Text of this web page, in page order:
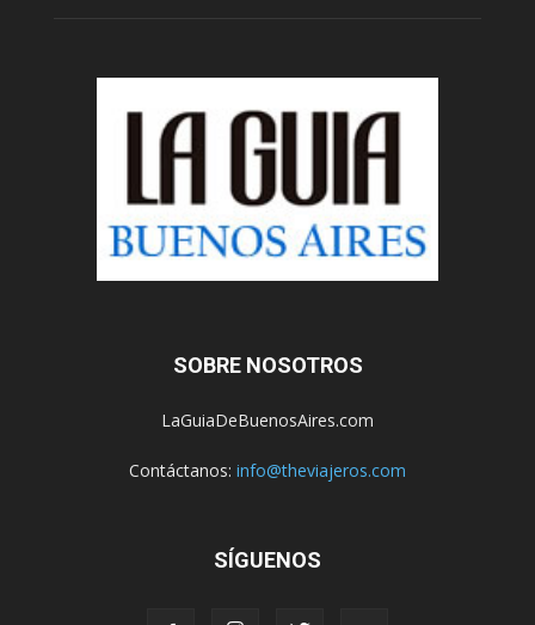
SOBRE NOSOTROS
LaGuiaDeBuenosAires.com
Contáctanos: info@theviajeros.com
SÍGUENOS